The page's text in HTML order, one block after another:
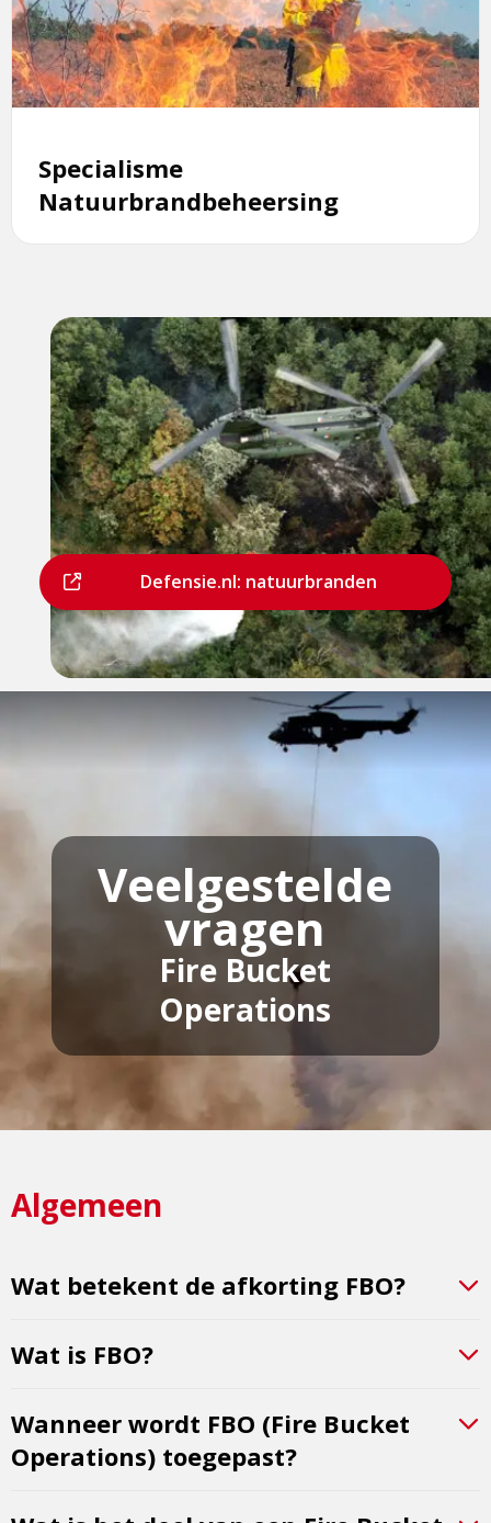
Specialisme
Natuurbrandbeheersing
is
een
externe
pagina
Defensie.nl: natuurbranden
Veelgestelde
vragen
Fire Bucket
Operations
Algemeen
Wat betekent de afkorting FBO?
Wat is FBO?
Wanneer wordt FBO (Fire Bucket
Operations) toegepast?